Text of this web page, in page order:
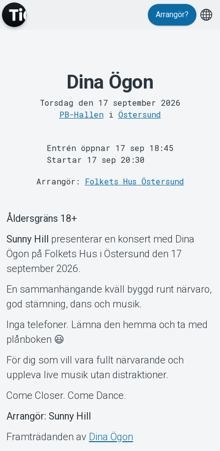
MyTickster
Support
Om Tickster
Arrangör?
Dina Ögon
Torsdag den 17 september 2026
PB-Halleni Östersund
Entrén öppnar 17 sep 18:45
Startar 17 sep 20:30
Arrangör: Folkets Hus Östersund
Åldersgräns 18+
Sunny Hill presenterar en konsert med Dina
Ögon på Folkets Hus i Östersund den 17
september 2026.
En sammanhängande kväll byggd runt närvaro,
god stämning, dans och musik.
Inga telefoner. Lämna den hemma och ta med
plånboken 😃
För dig som vill vara fullt närvarande och
uppleva live musik utan distraktioner.
Come Closer. Come Dance.
Arrangör: Sunny Hill
Framträdanden av Dina Ögon